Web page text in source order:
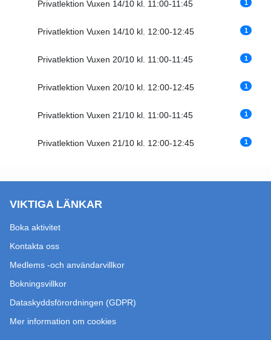
Privatlektion Vuxen 14/10 kl. 11:00-11:45 1
Privatlektion Vuxen 14/10 kl. 12:00-12:45 1
Privatlektion Vuxen 20/10 kl. 11:00-11:45 1
Privatlektion Vuxen 20/10 kl. 12:00-12:45 1
Privatlektion Vuxen 21/10 kl. 11:00-11:45 1
Privatlektion Vuxen 21/10 kl. 12:00-12:45 1
VIKTIGA LÄNKAR
Boka aktivitet
Kontakta oss
Medlems -och användarvillkor
Bokningsvillkor
Dataskyddsförordningen (GDPR)
Mer information om cookies